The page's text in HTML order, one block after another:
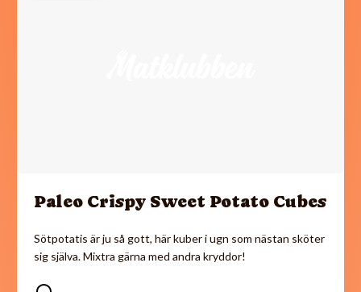
Paleo Crispy Sweet Potato Cubes
Sötpotatis är ju så gott, här kuber i ugn som nästan sköter
sig själva. Mixtra gärna med andra kryddor!